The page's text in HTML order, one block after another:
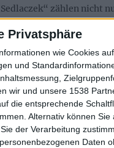
Privatsphäre
wie Cookies
und
wir und unsere 1538
die entsprechende
Alternativ können Sie
der Verarbeitung
Daten
zählen nicht
glänzen durch
Melodien.
und sogar
von
ein Merkmal von DIE
In Insanity“ einige
nicht als schlecht
Melodie und